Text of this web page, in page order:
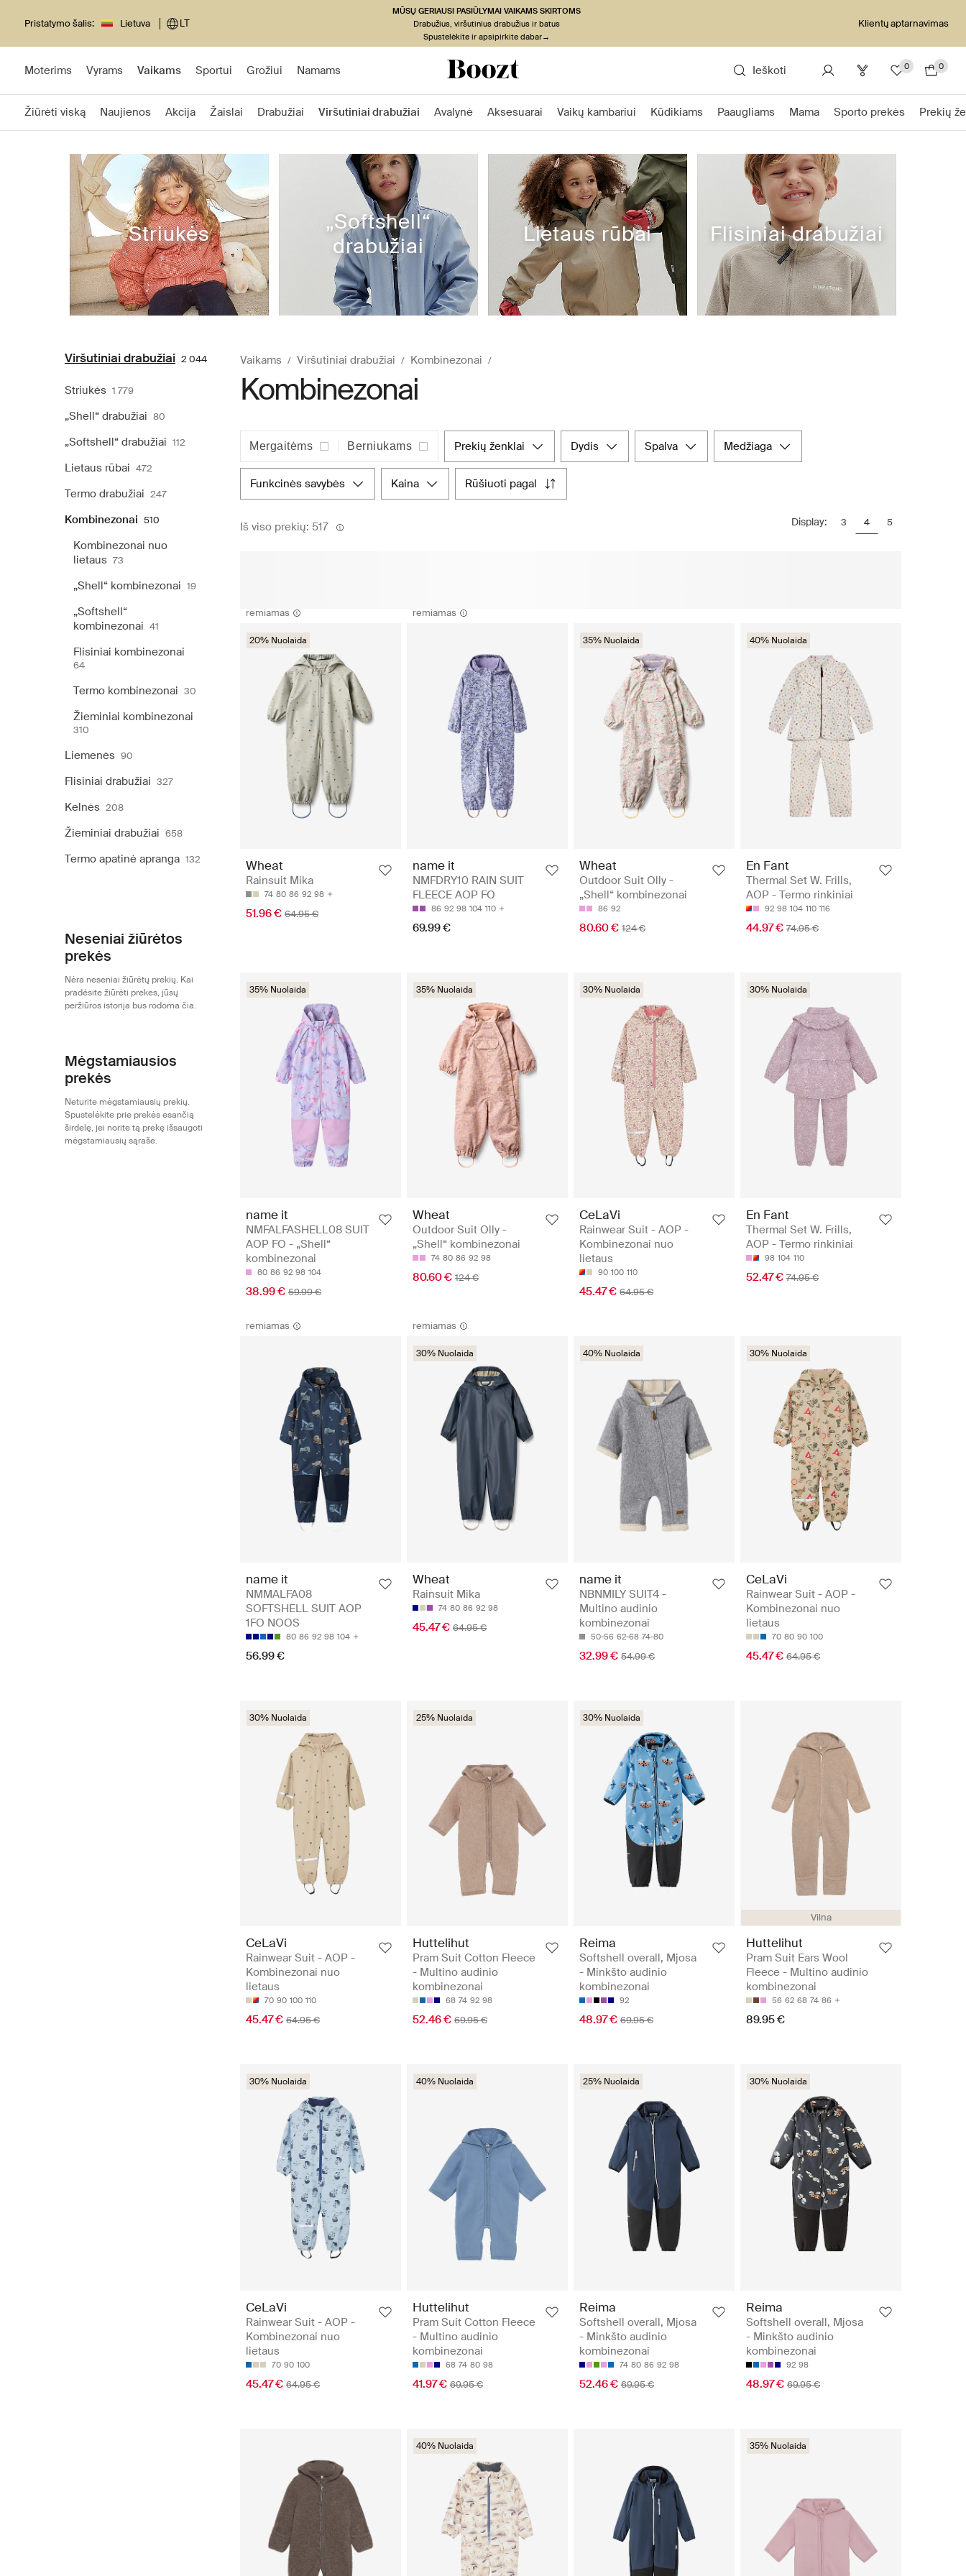
Pristatymo šalis: Lietuva LT
MŪSŲ GERIAUSI PASIŪLYMAI VAIKAMS SKIRTOMS
Drabužius, viršutinius drabužius ir batus
Spustelėkite ir apsipirkite dabar→
Klientų aptarnavimas
Moterims Vyrams Vaikams Sportui Grožiui Namams Ieškoti 0 0
Žiūrėti viską Naujienos Akcija Žaislai Drabužiai Viršutiniai drabužiai Avalynė Aksesuarai Vaikų kambariui Kūdikiams Paaugliams Mama Sporto prekės Prekių
Striukės
„Softshell“
drabužiai
Lietaus rūbai Flisiniai drabužiai
Viršutiniai drabužiai 2 044
Striukės 1 779
„Shell“ drabužiai 80
„Softshell“ drabužiai 112
Lietaus rūbai 472
Termo drabužiai 247
Kombinezonai 510
Kombinezonai nuo
lietaus 73
„Shell“ kombinezonai 19
„Softshell“
kombinezonai 41
Flisiniai kombinezonai
64
Termo kombinezonai 30
Žieminiai kombinezonai
310
Liemenės 90
Flisiniai drabužiai 327
Kelnės 208
Žieminiai drabužiai 658
Termo apatinė apranga 132
Neseniai žiūrėtos
prekės
Nėra neseniai žiūrėtų prekių. Kai
pradėsite žiūrėti prekes, jūsų
peržiūros istorija bus rodoma čia.
Mėgstamiausios
prekės
Neturite mėgstamiausių prekių.
Spustelėkite prie prekės esančią
širdelę, jei norite tą prekę išsaugoti
mėgstamiausių sąraše.
Vaikams Viršutiniai drabužiai Kombinezonai
Kombinezonai
Mergaitėms Berniukams prekių ženklai dydis spalva medžiaga
funkcinės savybės kaina rūšiuoti pagal
Iš viso prekių: 517 Display: 3 4 5
remiamas
20% Nuolaida
Wheat
Rainsuit Mika
74 80 86 92 98
51.96 € 64.95 €
remiamas
name it
NMFDRY10 RAIN SUIT
FLEECE AOP FO
86 92 98 104 110
69.99 €
35% Nuolaida
Wheat
Outdoor Suit Olly -
„Shell“ kombinezonai
86 92
80.60 € 124 €
40% Nuolaida
En Fant
Thermal Set W. Frills,
AOP - Termo rinkiniai
92 98 104 110 116
44.97 € 74.95 €
35% Nuolaida
name it
NMFALFASHELL08 SUIT
AOP FO - „Shell“
kombinezonai
80 86 92 98 104
38.99 € 59.99 €
35% Nuolaida
Wheat
Outdoor Suit Olly -
„Shell“ kombinezonai
74 80 86 92 98
80.60 € 124 €
30% Nuolaida
CeLaVi
Rainwear Suit - AOP -
Kombinezonai nuo
lietaus
90 100 110
45.47 € 64.95 €
30% Nuolaida
En Fant
Thermal Set W. Frills,
AOP - Termo rinkiniai
98 104 110
52.47 € 74.95 €
remiamas
name it
NMMALFA08
SOFTSHELL SUIT AOP
1FO NOOS
80 86 92 98 104
56.99 €
remiamas
30% Nuolaida
Wheat
Rainsuit Mika
74 80 86 92 98
45.47 € 64.95 €
40% Nuolaida
name it
NBNMILY SUIT4 -
Multino audinio
kombinezonai
50-56 62-68 74-80
32.99 € 54.99 €
30% Nuolaida
CeLaVi
Rainwear Suit - AOP -
Kombinezonai nuo
lietaus
70 80 90 100
45.47 € 64.95 €
30% Nuolaida
CeLaVi
Rainwear Suit - AOP -
Kombinezonai nuo
lietaus
70 90 100 110
45.47 € 64.95 €
25% Nuolaida
Huttelihut
Pram Suit Cotton Fleece
- Multino audinio
kombinezonai
68 74 92 98
52.46 € 69.95 €
30% Nuolaida
Reima
Softshell overall, Mjosa
- Minkšto audinio
kombinezonai
92
48.97 € 69.95 €
Vilna
Huttelihut
Pram Suit Ears Wool
Fleece - Multino audinio
kombinezonai
56 62 68 74 86
89.95 €
30% Nuolaida
CeLaVi
Rainwear Suit - AOP -
Kombinezonai nuo
lietaus
70 90 100
45.47 € 64.95 €
40% Nuolaida
Huttelihut
Pram Suit Cotton Fleece
- Multino audinio
kombinezonai
68 74 80 98
41.97 € 69.95 €
25% Nuolaida
Reima
Softshell overall, Mjosa
- Minkšto audinio
kombinezonai
74 80 86 92 98
52.46 € 69.95 €
30% Nuolaida
Reima
Softshell overall, Mjosa
- Minkšto audinio
kombinezonai
92 98
48.97 € 69.95 €
40% Nuolaida 35% Nuolaida